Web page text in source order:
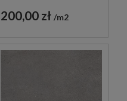
200,00 zł m2